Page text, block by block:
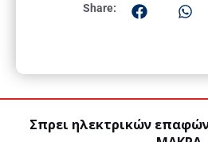
Share:
Σπρει ηλεκτρικών